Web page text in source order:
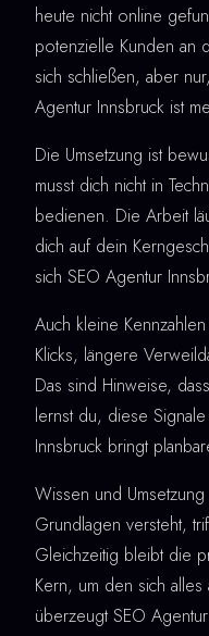
heute nicht online
potenzielle Kunden an
sich schließen, aber
Agentur Innsbruck ist
Die Umsetzung ist
musst dich nicht in
bedienen. Die Arbeit
dich auf dein
sich SEO Agentur
Auch kleine
Klicks, längere
Das sind Hinweise,
lernst du, diese
Innsbruck bringt
Wissen und
Grundlagen versteht,
Gleichzeitig bleibt die
Kern, um den sich
überzeugt SEO